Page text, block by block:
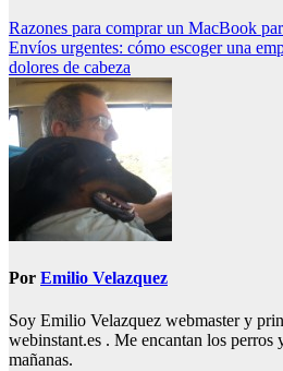
Navegación
de
entradas
Razones para comprar un MacBook
Envíos urgentes: cómo escoger una
dolores de cabeza
Por Emilio Velazquez
Soy Emilio Velazquez webmaster y
webinstant.es . Me encantan los perros
mañanas.